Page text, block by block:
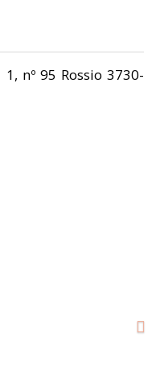
nº 95 Rossio 3730-